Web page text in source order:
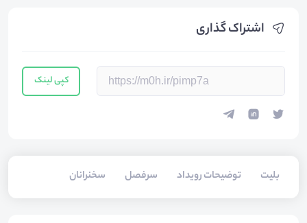
اشتراک گذاری
کپی لینک
بلیت‌ توضیحات رویداد سرفصل سخنرانان